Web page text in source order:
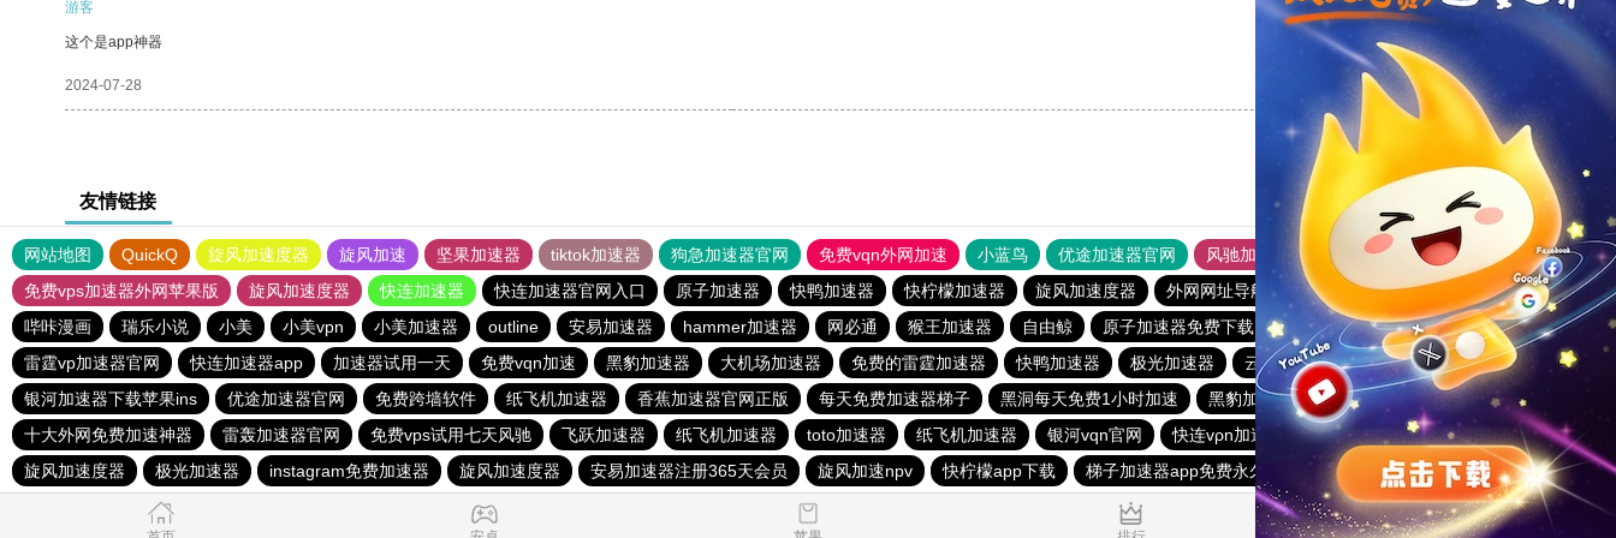
游客
这个是app神器
2024-07-28 支持
友情链接
网站地图 QuickQ 旋风加速度器 旋风加速 坚果加速器 tiktok加速器 狗急加速器官网 免费vqn外网加速 小蓝鸟 优途加速器官网 风驰加速器
旋风加速器
免费vps加速器外网苹果版
旋风加速度器 快连加速器 快连加速器官网入口 原子加速器 快鸭加速器 快柠檬加速器 旋风加速度器 外网网址导航 软件中心 雷霆加速
狂飙加速器
哔咔漫画
瑞乐小说 小美 小美vpn 小美加速器 outline 安易加速器 hammer加速器 网必通 猴王加速器 自由鲸 原子加速器免费下载
海外加速器七天试用
雷霆vp加速器官网
快连加速器app 加速器试用一天 免费vqn加速 黑豹加速器 大机场加速器 免费的雷霆加速器 快鸭加速器 极光加速器 云梯加速器
加速器梯子推荐
银河加速器下载苹果ins
优途加速器官网 免费跨墙软件 纸飞机加速器 香蕉加速器官网正版 每天免费加速器梯子 黑洞每天免费1小时加速 黑豹加速器
雷轰加速器
十大外网免费加速神器
雷轰加速器官网 免费vps试用七天风驰 飞跃加速器 纸飞机加速器 toto加速器 纸飞机加速器 银河vqn官网 快连vρn加速器 洋葱加速器
快橙加速器
旋风加速度器
极光加速器 instagram免费加速器 旋风加速度器 安易加速器注册365天会员 旋风加速npv 快柠檬app下载 梯子加速器app免费永久 turbo加速器